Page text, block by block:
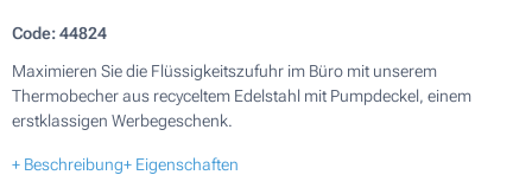
Code:44824
Maximieren Sie die Flüssigkeitszufuhr im Büro mit unserem
Thermobecher aus recyceltem Edelstahl mit Pumpdeckel, einem
erstklassigen Werbegeschenk.
+ Beschreibung+ Eigenschaften